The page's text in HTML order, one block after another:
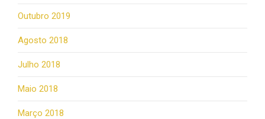
Outubro 2019
Agosto 2018
Julho 2018
Maio 2018
Março 2018